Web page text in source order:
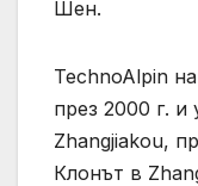
Шен.
TechnoAlpin
през 2000 г. и
Zhangjiakou,
Клонът в